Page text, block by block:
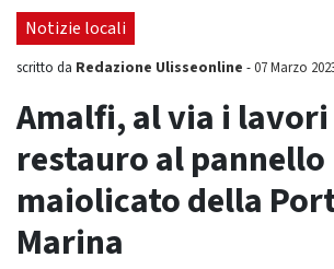
seduta consiliare: “Serve
Notizie locali
scritto da Redazione Ulisseonline -07 Marzo
Amalfi, al via i
restauro al pannello
maiolicato della
Marina